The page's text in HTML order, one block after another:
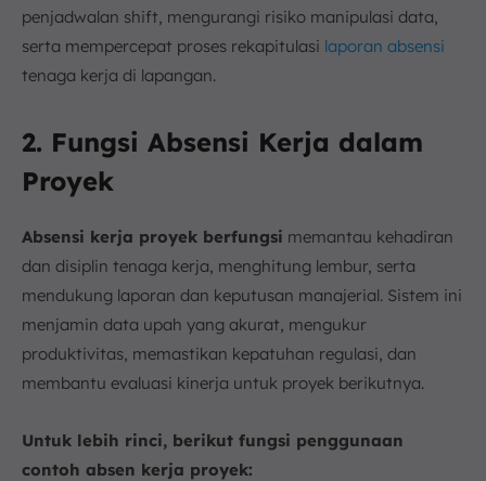
penjadwalan shift, mengurangi risiko manipulasi data,
serta mempercepat proses rekapitulasi laporan absensi
tenaga kerja di lapangan.
2. Fungsi Absensi Kerja dalam
Proyek
Absensi kerja proyek berfungsi memantau kehadiran
dan disiplin tenaga kerja, menghitung lembur, serta
mendukung laporan dan keputusan manajerial. Sistem ini
menjamin data upah yang akurat, mengukur
produktivitas, memastikan kepatuhan regulasi, dan
membantu evaluasi kinerja untuk proyek berikutnya.
Untuk lebih rinci, berikut fungsi penggunaan
contoh absen kerja proyek: